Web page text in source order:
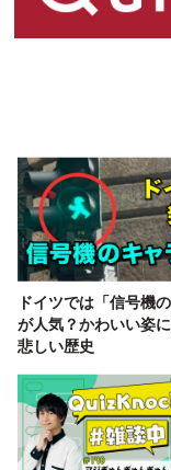
ドイツでは「信号機
が人気？かわいい姿
悲しい歴史